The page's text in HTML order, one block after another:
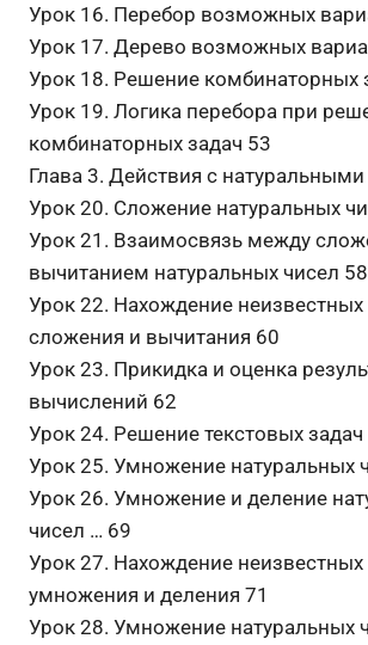
Урок 16. Перебор возможных
Урок 17. Дерево возможных
Урок 18. Решение комбинаторных
Урок 19. Логика перебора при
комбинаторных задач 53
Глава 3. Действия с
Урок 20. Сложение натуральных
Урок 21. Взаимосвязь между
вычитанием натуральных чисел 58
Урок 22. Нахождение
сложения и вычитания 60
Урок 23. Прикидка и оценка
вычислений 62
Урок 24. Решение текстовых задач
Урок 25. Умножение натуральных
Урок 26. Умножение и деление
чисел … 69
Урок 27. Нахождение
умножения и деления 71
Урок 28. Умножение натуральных